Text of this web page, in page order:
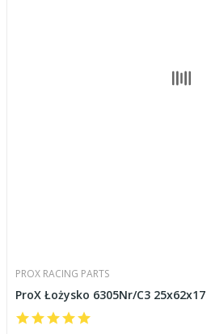
PROX RACING PARTS
ProX Łożysko 6305Nr/C3 25x62x17